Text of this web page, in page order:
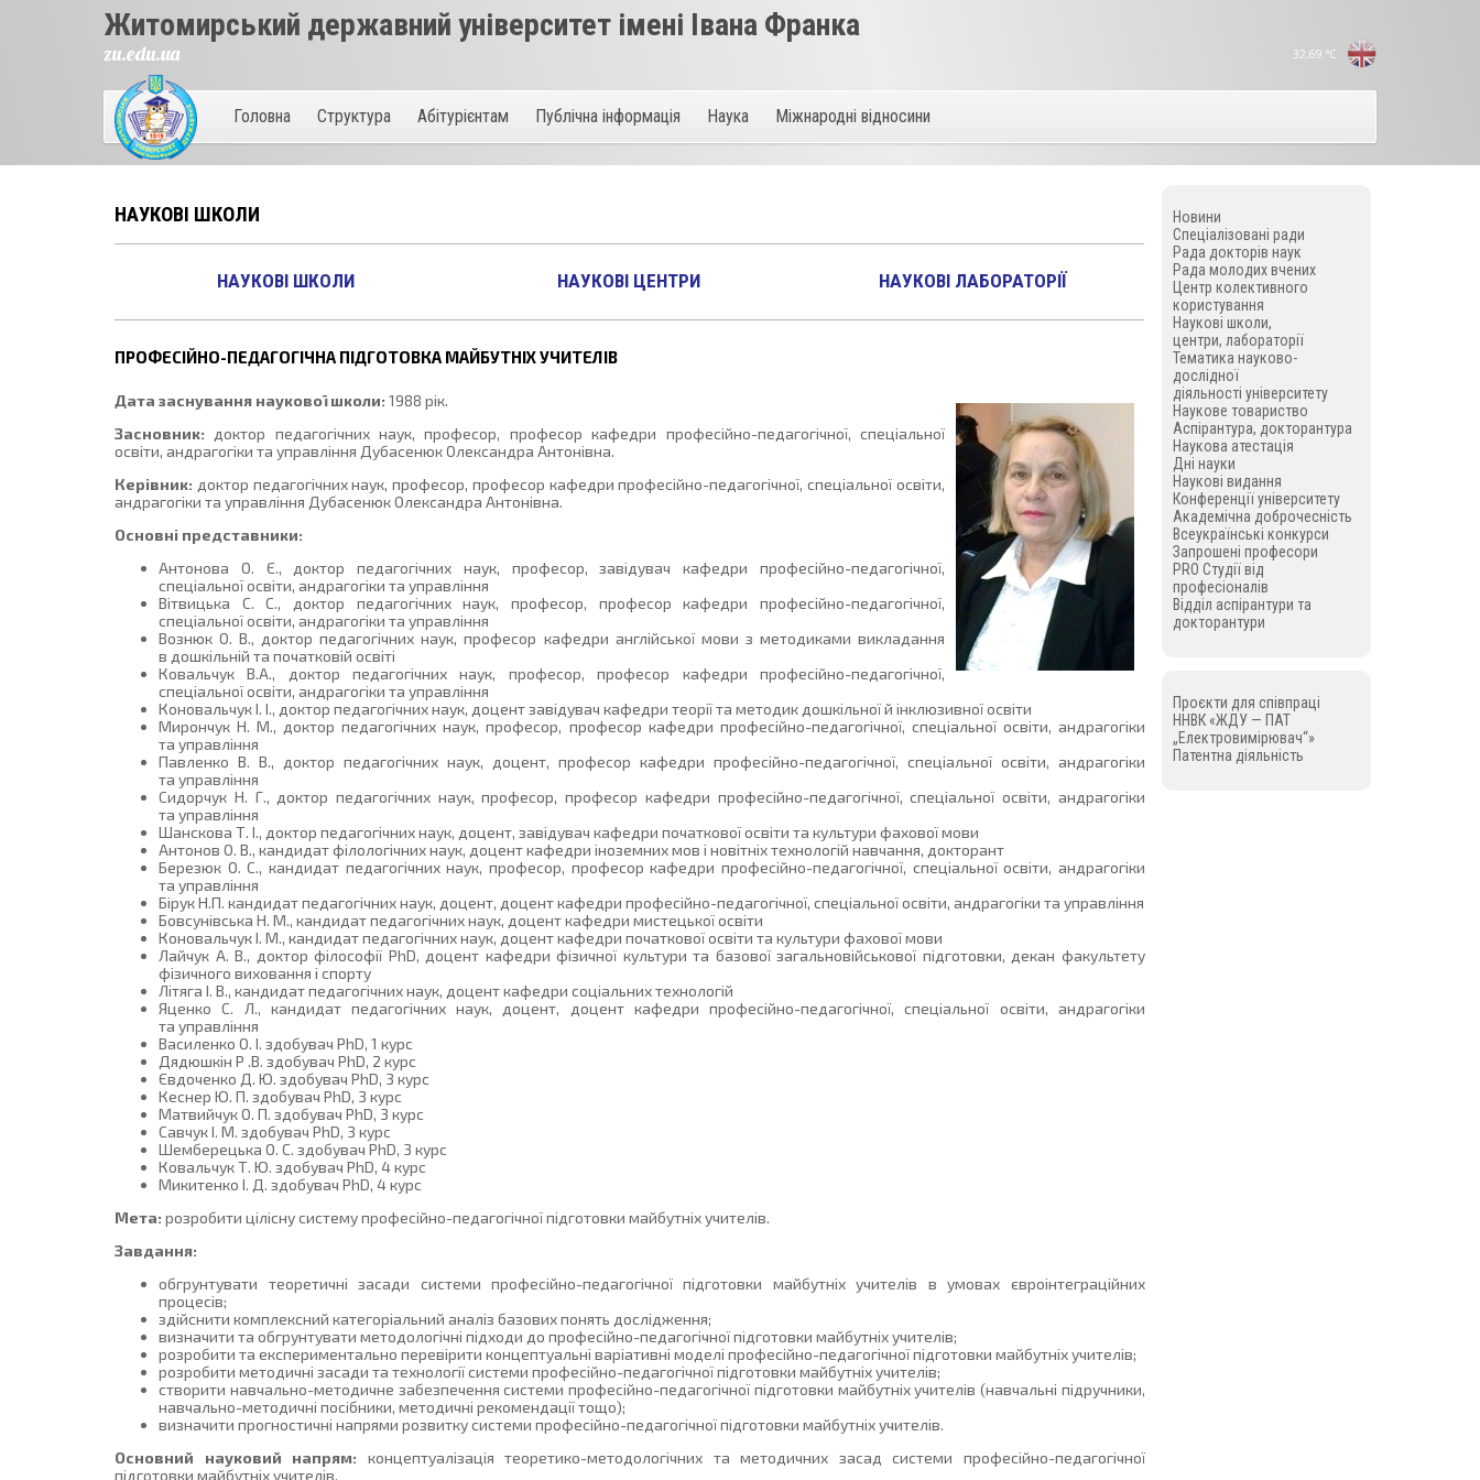
32,69 °C
Житомирський державний університет імені Івана Франка
zu.edu.ua
Головна Структура Абітурієнтам Публічна інформація Наука Міжнародні відносини
НАУКОВІ ШКОЛИ
НАУКОВІ ШКОЛИ НАУКОВІ ЦЕНТРИ НАУКОВІ ЛАБОРАТОРІЇ
ПРОФЕСІЙНО-ПЕДАГОГІЧНА ПІДГОТОВКА МАЙБУТНІХ УЧИТЕЛІВ
Дата заснування наукової школи: 1988 рік.
Засновник: доктор педагогічних наук, професор, професор кафедри професійно-педагогічної, спеціальної
освіти, андрагогіки та управління Дубасенюк Олександра Антонівна.
Керівник: доктор педагогічних наук, професор, професор кафедри професійно-педагогічної, спеціальної освіти,
андрагогіки та управління Дубасенюк Олександра Антонівна.
Основні представники:
Антонова О. Є., доктор педагогічних наук, професор, завідувач кафедри професійно-педагогічної,
спеціальної освіти, андрагогіки та управління
Вітвицька С. С., доктор педагогічних наук, професор, професор кафедри професійно-педагогічної,
спеціальної освіти, андрагогіки та управління
Вознюк О. В., доктор педагогічних наук, професор кафедри англійської мови з методиками викладання
в дошкільній та початковій освіті
Ковальчук В.А., доктор педагогічних наук, професор, професор кафедри професійно-педагогічної,
спеціальної освіти, андрагогіки та управління
Коновальчук І. І., доктор педагогічних наук, доцент завідувач кафедри теорії та методик дошкільної й інклюзивної освіти
Мирончук Н. М., доктор педагогічних наук, професор, професор кафедри професійно-педагогічної, спеціальної освіти, андрагогіки
та управління
Павленко В. В., доктор педагогічних наук, доцент, професор кафедри професійно-педагогічної, спеціальної освіти, андрагогіки
та управління
Сидорчук Н. Г., доктор педагогічних наук, професор, професор кафедри професійно-педагогічної, спеціальної освіти, андрагогіки
та управління
Шанскова Т. І., доктор педагогічних наук, доцент, завідувач кафедри початкової освіти та культури фахової мови
Антонов О. В., кандидат філологічних наук, доцент кафедри іноземних мов і новітніх технологій навчання, докторант
Березюк О. С., кандидат педагогічних наук, професор, професор кафедри професійно-педагогічної, спеціальної освіти, андрагогіки
та управління
Бірук Н.П. кандидат педагогічних наук, доцент, доцент кафедри професійно-педагогічної, спеціальної освіти, андрагогіки та управління
Бовсунівська Н. М., кандидат педагогічних наук, доцент кафедри мистецької освіти
Коновальчук І. М., кандидат педагогічних наук, доцент кафедри початкової освіти та культури фахової мови
Лайчук А. В., доктор філософії PhD, доцент кафедри фізичної культури та базової загальновійськової підготовки, декан факультету
фізичного виховання і спорту
Літяга І. В., кандидат педагогічних наук, доцент кафедри соціальних технологій
Яценко С. Л., кандидат педагогічних наук, доцент, доцент кафедри професійно-педагогічної, спеціальної освіти, андрагогіки
та управління
Василенко О. І. здобувач PhD, 1 курс
Дядюшкін Р .В. здобувач PhD, 2 курс
Євдоченко Д. Ю. здобувач PhD, 3 курс
Кеснер Ю. П. здобувач PhD, 3 курс
Матвийчук О. П. здобувач PhD, 3 курс
Савчук І. М. здобувач PhD, 3 курс
Шемберецька О. С. здобувач PhD, 3 курс
Ковальчук Т. Ю. здобувач PhD, 4 курс
Микитенко І. Д. здобувач PhD, 4 курс
Мета: розробити цілісну систему професійно-педагогічної підготовки майбутніх учителів.
Завдання:
обгрунтувати теоретичні засади системи професійно-педагогічної підготовки майбутніх учителів в умовах євроінтеграційних
процесів;
здійснити комплексний категоріальний аналіз базових понять дослідження;
визначити та обгрунтувати методологічні підходи до професійно-педагогічної підготовки майбутніх учителів;
розробити та експериментально перевірити концептуальні варіативні моделі професійно-педагогічної підготовки майбутніх учителів;
розробити методичні засади та технології системи професійно-педагогічної підготовки майбутніх учителів;
створити навчально-методичне забезпечення системи професійно-педагогічної підготовки майбутніх учителів (навчальні підручники,
навчально-методичні посібники, методичні рекомендації тощо);
визначити прогностичні напрями розвитку системи професійно-педагогічної підготовки майбутніх учителів.
Основний науковий напрям: концептуалізація теоретико-методологічних та методичних засад системи професійно-педагогічної
підготовки майбутніх учителів.
Новини
Спеціалізовані ради
Рада докторів наук
Рада молодих вчених
Центр колективного
користування
Наукові школи,
центри, лабораторії
Тематика науково-
дослідної
діяльності університету
Наукове товариство
Аспірантура, докторантура
Наукова атестація
Дні науки
Наукові видання
Конференції університету
Академічна доброчесність
Всеукраїнські конкурси
Запрошені професори
PRO Студії від
професіоналів
Відділ аспірантури та
докторантури
Проєкти для співпраці
ННВК «ЖДУ — ПАТ
„Електровимірювач“»
Патентна діяльність